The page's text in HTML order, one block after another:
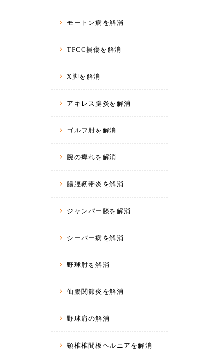
モートン病を解消
TFCC損傷を解消
X脚を解消
アキレス腱炎を解消
ゴルフ肘を解消
腕の痺れを解消
腸脛靭帯炎を解消
ジャンパー膝を解消
シーバー病を解消
野球肘を解消
仙腸関節炎を解消
野球肩の解消
頸椎椎間板ヘルニアを解消